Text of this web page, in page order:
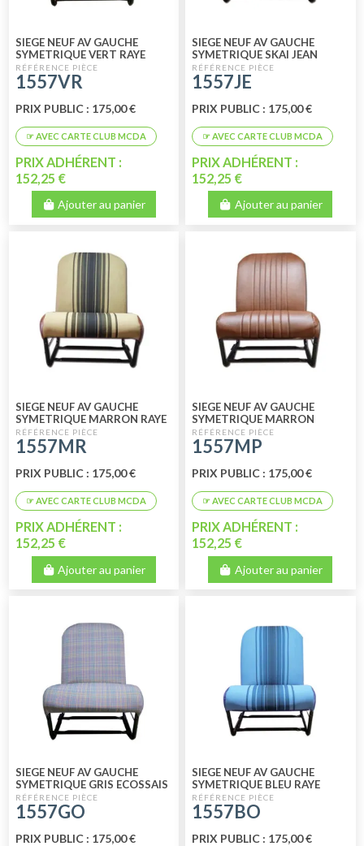
SIEGE NEUF AV GAUCHE
SYMETRIQUE VERT RAYE
1557VR
PRIX PUBLIC : 175,00 €
PRIX ADHÉRENT :
152,25 €
Ajouter au panier
SIEGE NEUF AV GAUCHE
SYMETRIQUE SKAI JEAN
1557JE
PRIX PUBLIC : 175,00 €
PRIX ADHÉRENT :
152,25 €
Ajouter au panier
SIEGE NEUF AV GAUCHE
SYMETRIQUE MARRON RAYE
1557MR
PRIX PUBLIC : 175,00 €
PRIX ADHÉRENT :
152,25 €
Ajouter au panier
SIEGE NEUF AV GAUCHE
SYMETRIQUE MARRON
PERFORE
1557MP
PRIX PUBLIC : 175,00 €
PRIX ADHÉRENT :
152,25 €
Ajouter au panier
SIEGE NEUF AV GAUCHE
SYMETRIQUE GRIS ECOSSAIS
1557GO
PRIX PUBLIC : 175,00 €
SIEGE NEUF AV GAUCHE
SYMETRIQUE BLEU RAYE
1557BO
PRIX PUBLIC : 175,00 €